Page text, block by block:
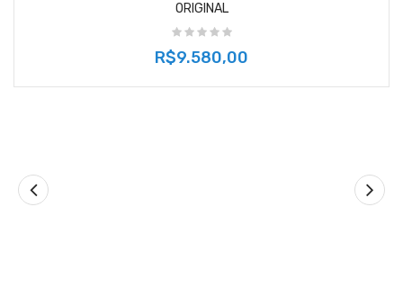
ORIGINAL
R$9.580,00